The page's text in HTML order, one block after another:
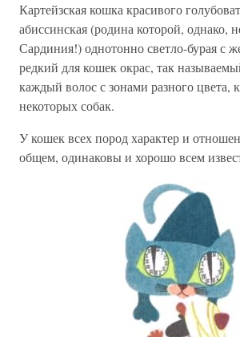
Картейзская кошка красивого
абиссинская (родина которой, однако,
Сардиния!) однотонно светло-бурая с
редкий для кошек окрас, так
каждый волос с зонами разного цвета,
некоторых собак.
У кошек всех пород характер и
общем, одинаковы и хорошо всем